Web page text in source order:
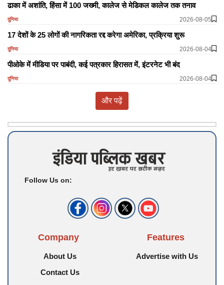
ढाका में अशांति, हिंसा में 100 जख्मी, कालेज से मेडिकल कालेज तक तनाव
दुनिया 2026-08-05
17 देशों के 25 लोगों की नागरिकता रद्द करेगा अमेरिका, प्रक्रिया शुरू
दुनिया 2026-08-04
पीओके में मीडिया पर पाबंदी, कई पत्रकार हिरासत में, इंटरनेट भी बंद
दुनिया 2026-08-04
और पढ़ें
Follow Us on:
Company
About Us
Contact Us
Features
Advertise with Us